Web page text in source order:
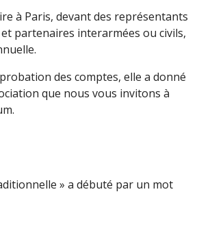
à Paris, devant des représentants
partenaires interarmées ou civils,
des comptes, elle a donné
que nous vous invitons à
» a débuté par un mot